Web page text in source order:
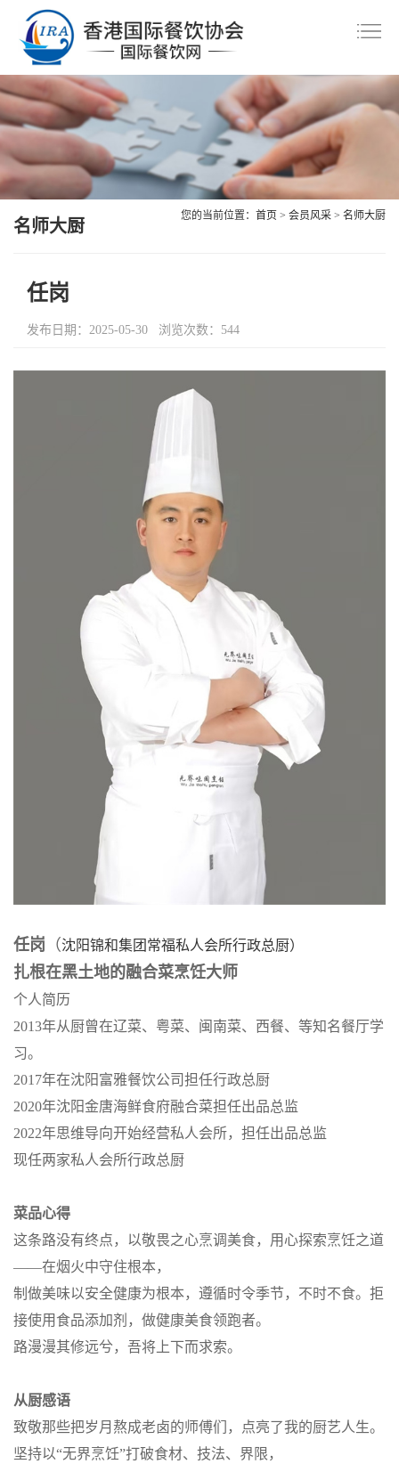
会
介
绍
资
讯
中
会
员
美
名师大厨
您的当前位置： 首页 > 会员风采 > 名师大厨
任岗
发布日期：2025-05-30 浏览次数：544
任岗 （沈阳锦和集团常福私人会所行政总厨）
扎根在黑土地的融合菜烹饪大师
个人简历
2013年从厨曾在辽菜、粤菜、闽南菜、西餐、等知名餐厅学
习。
2017年在沈阳富雅餐饮公司担任行政总厨
2020年沈阳金唐海鲜食府融合菜担任出品总监
2022年思维导向开始经营私人会所，担任出品总监
现任两家私人会所行政总厨
菜品心得
这条路没有终点，以敬畏之心烹调美食，用心探索烹饪之道
——在烟火中守住根本，
制做美味以安全健康为根本，遵循时令季节，不时不食。拒
接使用食品添加剂，做健康美食领跑者。
路漫漫其修远兮，吾将上下而求索。
从厨感语
致敬那些把岁月熬成老卤的师傅们，点亮了我的厨艺人生。
坚持以“无界烹饪”打破食材、技法、界限，